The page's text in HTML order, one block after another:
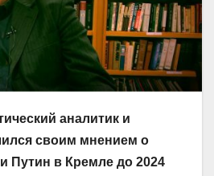
аналитик и
своим мнением о
Путин в Кремле до 2024